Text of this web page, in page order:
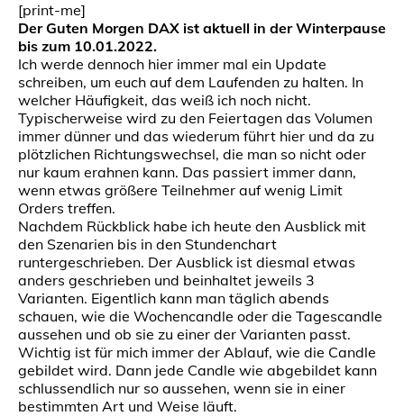
[print-me]
Der Guten Morgen DAX ist aktuell in der Winterpause
bis zum 10.01.2022.
Ich werde dennoch hier immer mal ein Update
schreiben, um euch auf dem Laufenden zu halten. In
welcher Häufigkeit, das weiß ich noch nicht.
Typischerweise wird zu den Feiertagen das Volumen
immer dünner und das wiederum führt hier und da zu
plötzlichen Richtungswechsel, die man so nicht oder
nur kaum erahnen kann. Das passiert immer dann,
wenn etwas größere Teilnehmer auf wenig Limit
Orders treffen.
Nachdem Rückblick habe ich heute den Ausblick mit
den Szenarien bis in den Stundenchart
runtergeschrieben. Der Ausblick ist diesmal etwas
anders geschrieben und beinhaltet jeweils 3
Varianten. Eigentlich kann man täglich abends
schauen, wie die Wochencandle oder die Tagescandle
aussehen und ob sie zu einer der Varianten passt.
Wichtig ist für mich immer der Ablauf, wie die Candle
gebildet wird. Dann jede Candle wie abgebildet kann
schlussendlich nur so aussehen, wenn sie in einer
bestimmten Art und Weise läuft.